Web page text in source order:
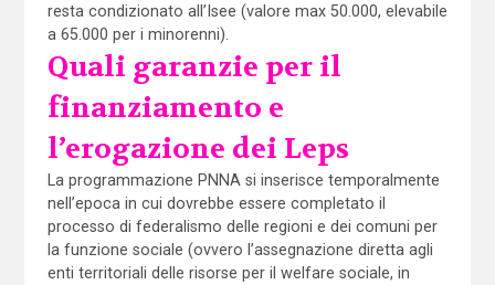
resta condizionato all’Isee (valore max 50.000, elevabile
a 65.000 per i minorenni).
Quali garanzie per il
finanziamento e
l’erogazione dei Leps
La programmazione PNNA si inserisce temporalmente
nell’epoca in cui dovrebbe essere completato il
processo di federalismo delle regioni e dei comuni per
la funzione sociale (ovvero l’assegnazione diretta agli
enti territoriali delle risorse per il welfare sociale, in